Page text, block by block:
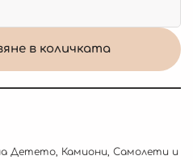
в количката
Детето Камиони, Самолети и